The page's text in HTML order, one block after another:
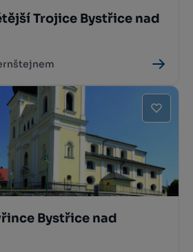
Trojice Bystřice nad
Bystřice nad